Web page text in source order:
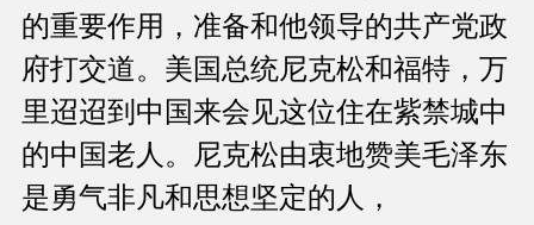
的重要作用，准备和他领导的共产党政
府打交道。美国总统尼克松和福特，万
里迢迢到中国来会见这位住在紫禁城中
的中国老人。尼克松由衷地赞美毛泽东
是勇气非凡和思想坚定的人，